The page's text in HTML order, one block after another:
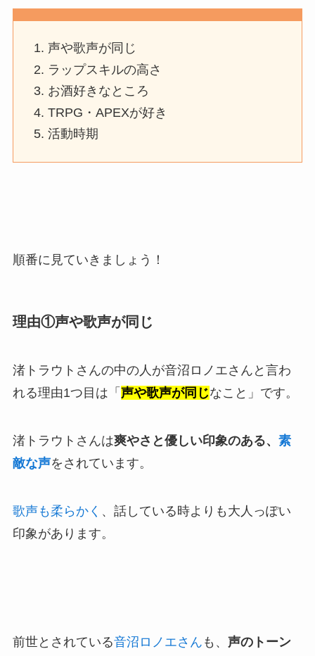
声や歌声が同じ
ラップスキルの高さ
お酒好きなところ
TRPG・APEXが好き
活動時期
順番に見ていきましょう！
理由①声や歌声が同じ
渚トラウトさんの中の人が音沼ロノエさんと言わ
れる理由1つ目は「 声や歌声が同じなこと」です。
渚トラウトさんは爽やさと優しい印象のある、 素
敵な声をされています。
歌声も柔らかく 、話している時よりも大人っぽい
印象があります。
前世とされている音沼ロノエさん も、 声のトーン